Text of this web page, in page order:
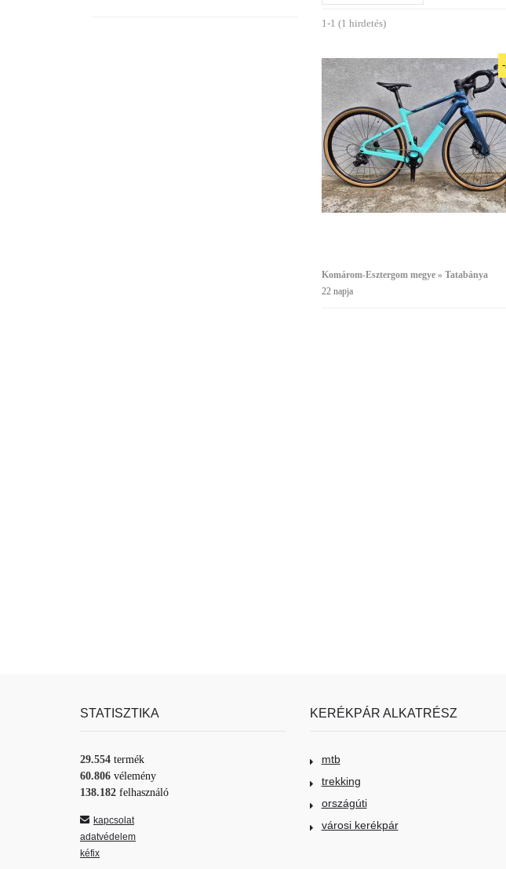
1-1 (1 hirdetés)
Komárom-Esztergom megye » Tatabánya
22 napja
STATISZTIKA
29.554 termék
60.806 vélemény
138.182 felhasználó
kapcsolat
adatvédelem
kéfix
KERÉKPÁR ALKATRÉSZ
mtb
trekking
országúti
városi kerékpár